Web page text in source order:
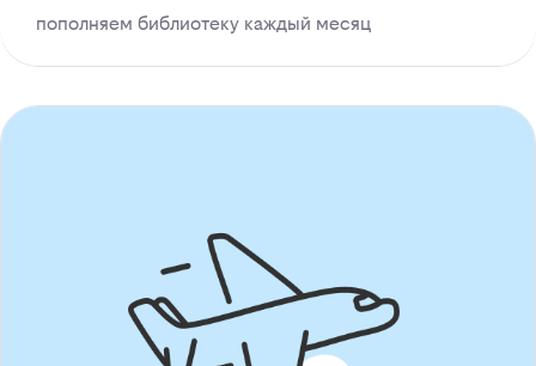
пополняем библиотеку каждый месяц